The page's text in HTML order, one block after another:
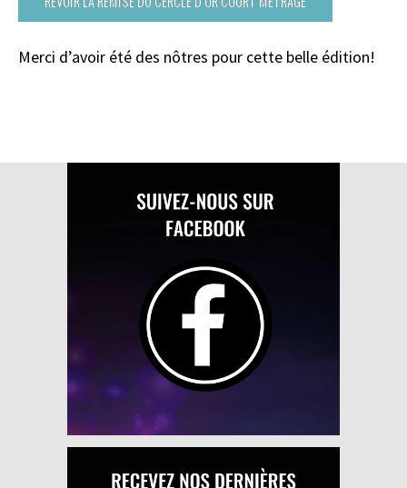
Merci d’avoir été des nôtres pour cette belle édition!